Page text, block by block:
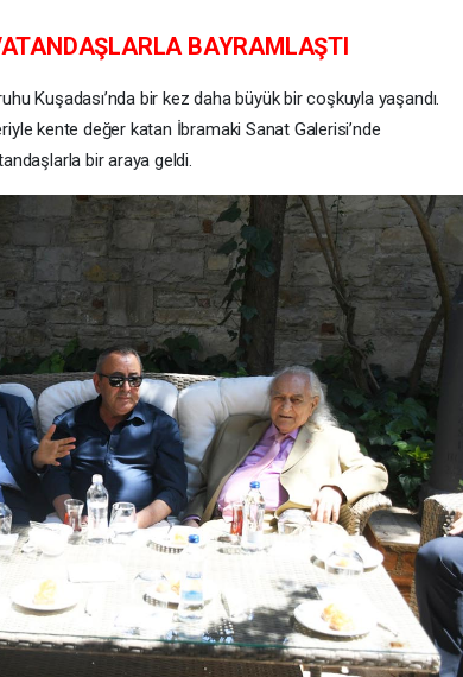
BAYRAMLAŞTI
Kuşadası’nda bir kez daha büyük bir coşkuyla yaşandı.
kente değer katan İbramaki Sanat Galerisi’nde
bir araya geldi.